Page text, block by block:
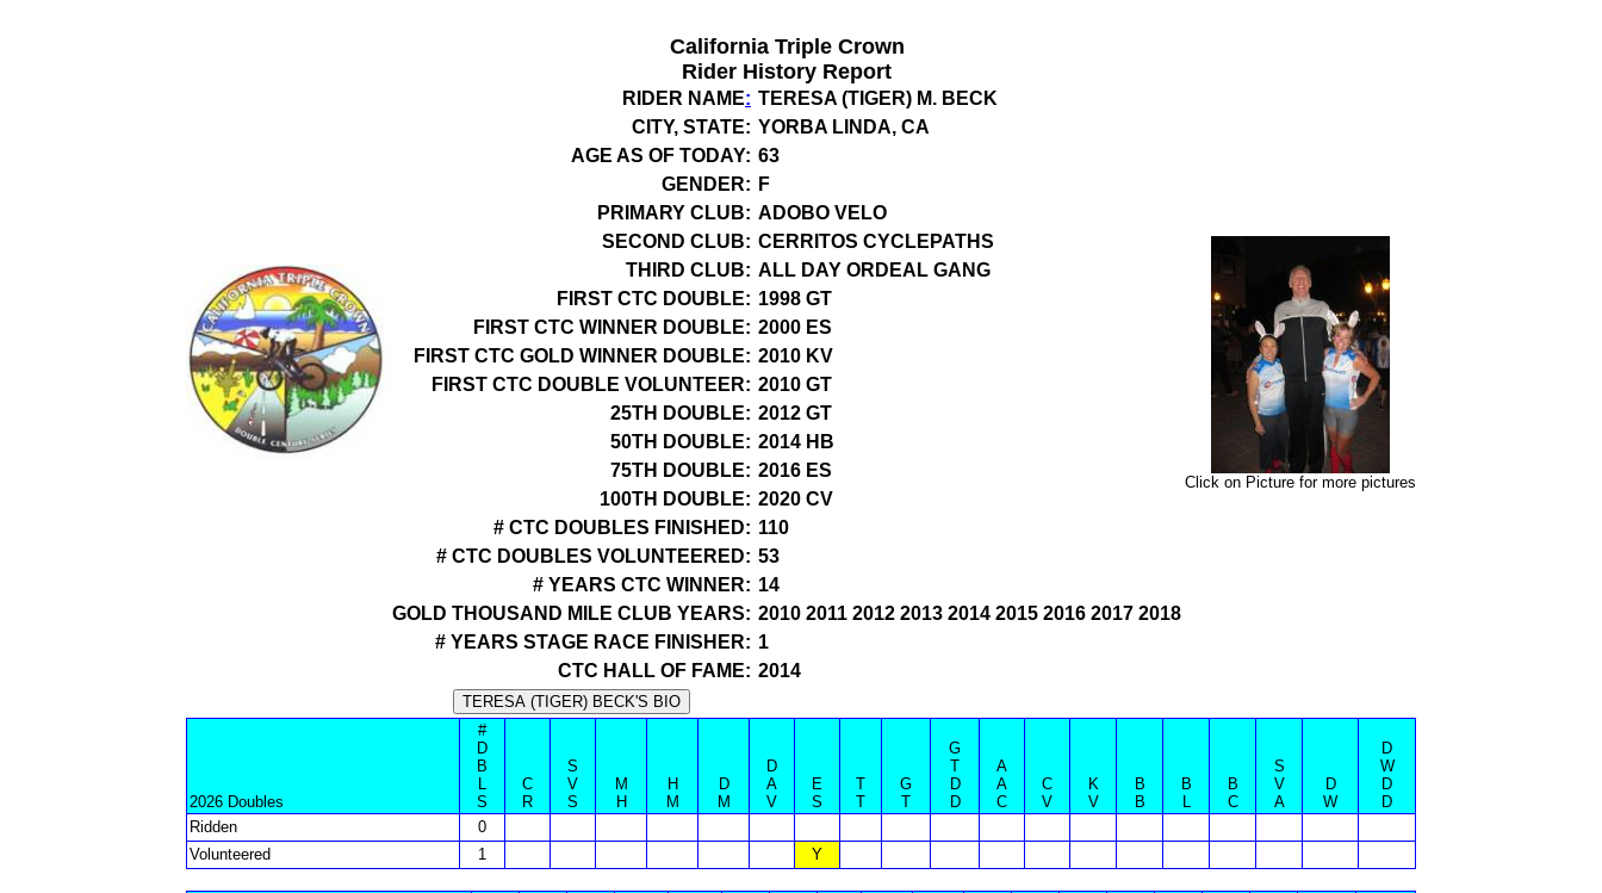
California Triple Crown
Rider History Report
RIDER NAME: TERESA (TIGER) M. BECK
CITY, STATE: YORBA LINDA, CA
AGE AS OF TODAY: 63
GENDER: F
PRIMARY CLUB: ADOBO VELO
SECOND CLUB: CERRITOS CYCLEPATHS
THIRD CLUB: ALL DAY ORDEAL GANG
FIRST CTC DOUBLE: 1998 GT
FIRST CTC WINNER DOUBLE: 2000 ES
FIRST CTC GOLD WINNER DOUBLE: 2010 KV
FIRST CTC DOUBLE VOLUNTEER: 2010 GT
25TH DOUBLE: 2012 GT
50TH DOUBLE: 2014 HB
75TH DOUBLE: 2016 ES
100TH DOUBLE: 2020 CV
# CTC DOUBLES FINISHED: 110
# CTC DOUBLES VOLUNTEERED: 53
# YEARS CTC WINNER: 14
GOLD THOUSAND MILE CLUB YEARS: 2010 2011 2012 2013 2014 2015 2016 2017 2018
# YEARS STAGE RACE FINISHER: 1
CTC HALL OF FAME: 2014
Click on Picture for more pictures
2026 Doubles
#
D
B
L
S
C
R
S
V
S
M
H
H
M
D
M
D
A
V
E
S
T
T
G
T
G
T
D
D
A
A
C
C
V
K
V
B
B
B
L
B
C
S
V
A
D
W
D
W
D
D
Ridden
0
Volunteered
1 Y